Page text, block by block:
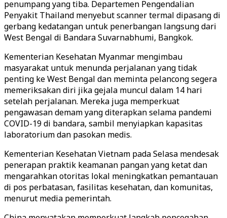
penumpang yang tiba. Departemen Pengendalian
Penyakit Thailand menyebut scanner termal dipasang di
gerbang kedatangan untuk penerbangan langsung dari
West Bengal di Bandara Suvarnabhumi, Bangkok.
Kementerian Kesehatan Myanmar mengimbau
masyarakat untuk menunda perjalanan yang tidak
penting ke West Bengal dan meminta pelancong segera
memeriksakan diri jika gejala muncul dalam 14 hari
setelah perjalanan. Mereka juga memperkuat
pengawasan demam yang diterapkan selama pandemi
COVID-19 di bandara, sambil menyiapkan kapasitas
laboratorium dan pasokan medis.
Kementerian Kesehatan Vietnam pada Selasa mendesak
penerapan praktik keamanan pangan yang ketat dan
mengarahkan otoritas lokal meningkatkan pemantauan
di pos perbatasan, fasilitas kesehatan, dan komunitas,
menurut media pemerintah.